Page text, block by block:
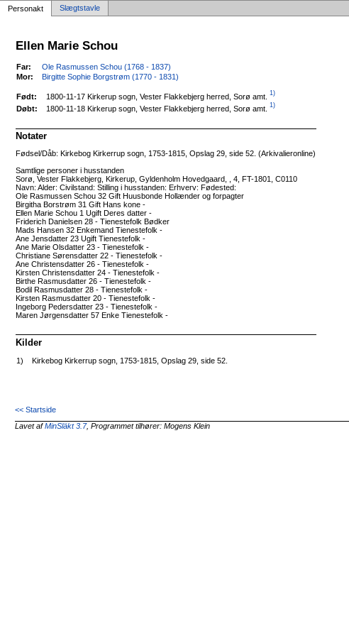
Personakt Slægtstavle
Ellen Marie Schou
Far:
Ole Rasmussen Schou (1768 - 1837)
Mor:
Birgitte Sophie Borgstrøm (1770 - 1831)
Født: 1800-11-17 Kirkerup sogn, Vester Flakkebjerg herred, Sorø amt. 1)
Døbt: 1800-11-18 Kirkerup sogn, Vester Flakkebjerg herred, Sorø amt. 1)
Notater
Fødsel/Dåb: Kirkebog Kirkerrup sogn, 1753-1815, Opslag 29, side 52. (Arkivalieronline)
Samtlige personer i husstanden
Sorø, Vester Flakkebjerg, Kirkerup, Gyldenholm Hovedgaard, , 4, FT-1801, C0110
Navn: Alder: Civilstand: Stilling i husstanden: Erhverv: Fødested:
Ole Rasmussen Schou 32 Gift Huusbonde Hollænder og forpagter
Birgitha Borstrøm 31 Gift Hans kone -
Ellen Marie Schou 1 Ugift Deres datter -
Friderich Danielsen 28 - Tienestefolk Bødker
Mads Hansen 32 Enkemand Tienestefolk -
Ane Jensdatter 23 Ugift Tienestefolk -
Ane Marie Olsdatter 23 - Tienestefolk -
Christiane Sørensdatter 22 - Tienestefolk -
Ane Christensdatter 26 - Tienestefolk -
Kirsten Christensdatter 24 - Tienestefolk -
Birthe Rasmusdatter 26 - Tienestefolk -
Bodil Rasmusdatter 28 - Tienestefolk -
Kirsten Rasmusdatter 20 - Tienestefolk -
Ingeborg Pedersdatter 23 - Tienestefolk -
Maren Jørgensdatter 57 Enke Tienestefolk -
Kilder
1) Kirkebog Kirkerrup sogn, 1753-1815, Opslag 29, side 52.
<< Startside
Lavet afMinSläkt 3.7, Programmet tilhører: Mogens Klein